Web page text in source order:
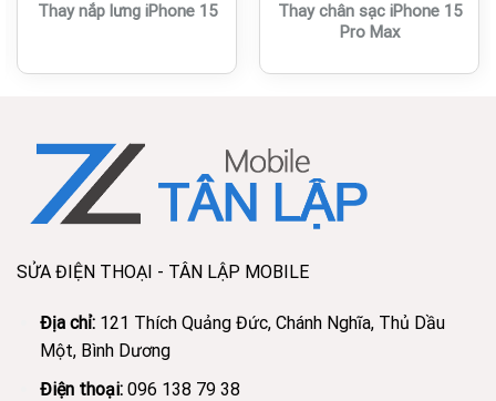
Thay nắp lưng iPhone 15
Thay chân sạc iPhone 15
Pro Max
SỬA ĐIỆN THOẠI - TÂN LẬP MOBILE
Địa chỉ: 121 Thích Quảng Đức, Chánh Nghĩa, Thủ Dầu
Một, Bình Dương
Điện thoại: 096 138 79 38